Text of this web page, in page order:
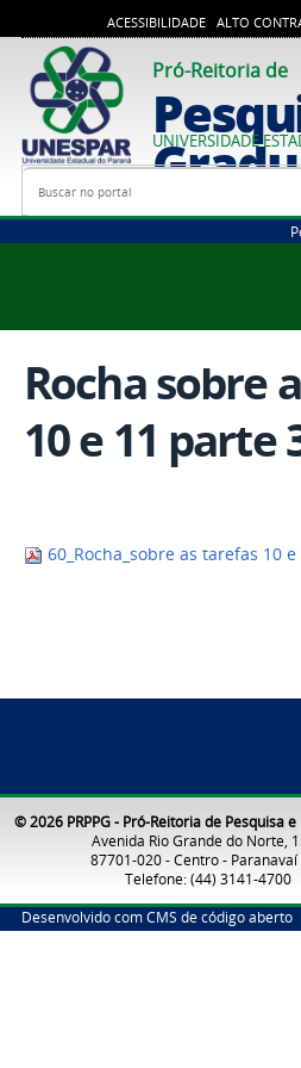
ACESSIBILIDADE ALTO
Pró-Reitoria de
UNIVERSIDADE
Busca
Rocha sobre
10 e 11 parte
60_Rocha_sobre as tarefas 10
© 2026 PRPPG - Pró-Reitoria de Pesquisa
Avenida Rio Grande do Norte,
87701-020 - Centro - Paranavaí
Telefone: (44) 3141-4700
Desenvolvido com CMS de código aberto